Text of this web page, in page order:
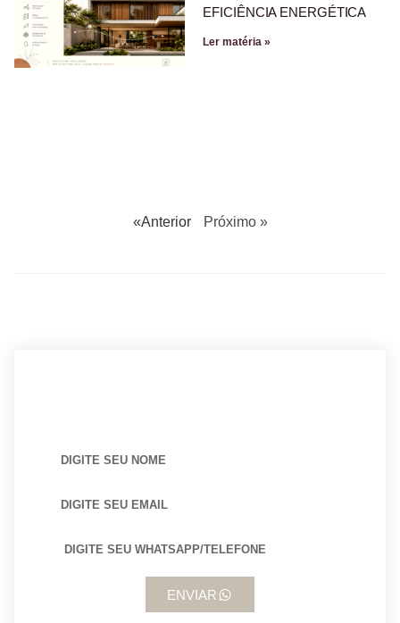
EFICIÊNCIA ENERGÉTICA
Ler matéria »
«Anterior Próximo »
ENVIAR